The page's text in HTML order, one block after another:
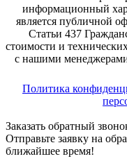
информационный
является публичной
Статьи 437
стоимости и
с нашими
Политика
Заказать обратный
Отправьте заявку на
ближайшее время!